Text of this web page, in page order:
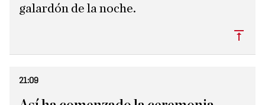
galardón de la noche.
21:09